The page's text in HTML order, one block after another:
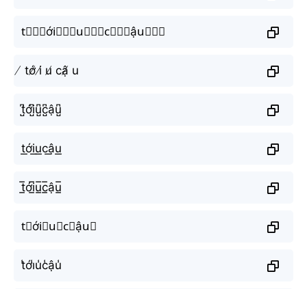
t⃒⃒⃒ới⃒⃒⃒u⃒⃒⃒c⃒⃒⃒ậu⃒⃒⃒
̸ tớ̸ i̸ u̸ cậ̸ u
t̺͆ới̺͆u̺͆c̺͆ậu̺͆
t͟ới͟u͟c͟ậu͟
t̲̅ới̲̅u̲̅c̲̅ậu̲̅
t⃣ới⃣u⃣c⃣ậu⃣
t̾ới̾u̾c̾ậu̾